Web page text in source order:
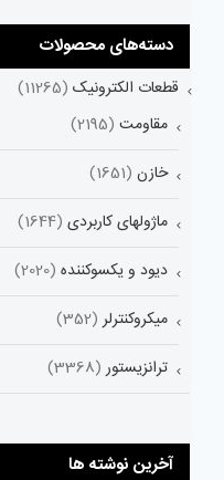
دسته‌های محصولات
قطعات الکترونیک (11265)
مقاومت (2195)
خازن (1651)
ماژولهای کاربردی (1644)
دیود و یکسوکننده (2020)
میکروکنترلر (352)
ترانزیستور (3368)
آخرین نوشته ها